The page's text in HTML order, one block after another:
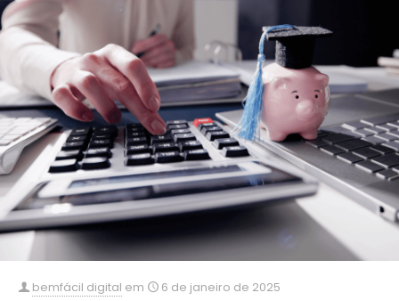
bemfácil digital em
6 de janeiro de 2025